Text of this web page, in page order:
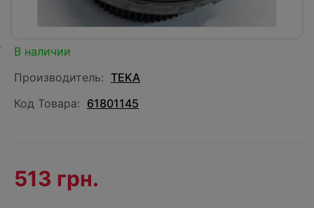
В наличии
Производитель: TEKA
Код Товара: 61801145
513 грн.